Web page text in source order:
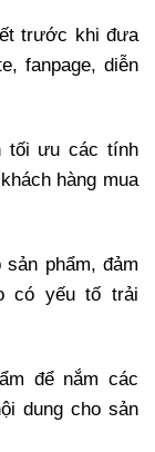
trước khi đưa
fanpage, diễn
tối ưu các tính
hàng mua
phẩm, đảm
có yếu tố trải
để nắm các
dung cho sản